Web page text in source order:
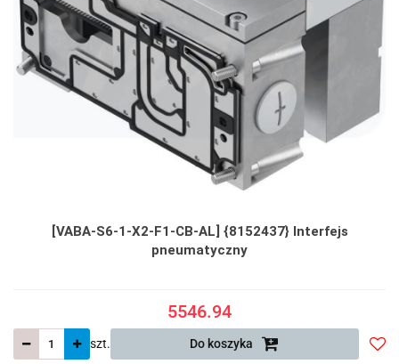
[VABA-S6-1-X2-F1-CB-AL] {8152437} Interfejs
pneumatyczny
5546.94
szt. Do koszyka